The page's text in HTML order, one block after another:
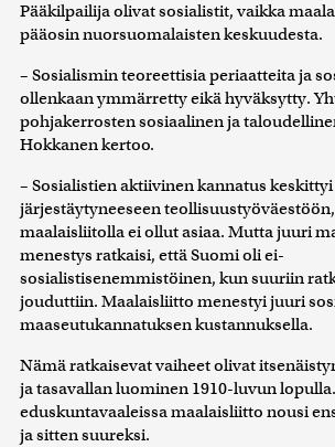
Pääkilpailija olivat sosialistit, vaikka
pääosin nuorsuomalaisten keskuudesta.
– Sosialismin teoreettisia periaatteita ja
ollenkaan ymmärretty eikä hyväksytty.
pohjakerrosten sosiaalinen ja
Hokkanen kertoo.
– Sosialistien aktiivinen kannatus keskittyi
järjestäytyneeseen
maalaisliitolla ei ollut asiaa. Mutta juuri
menestys ratkaisi, että Suomi oli ei-
sosialistisenemmistöinen, kun suuriin
jouduttiin. Maalaisliitto menestyi juuri
maaseutukannatuksen kustannuksella.
Nämä ratkaisevat vaiheet olivat
ja tasavallan luominen 1910-luvun
eduskuntavaaleissa maalaisliitto nousi
ja sitten suureksi.